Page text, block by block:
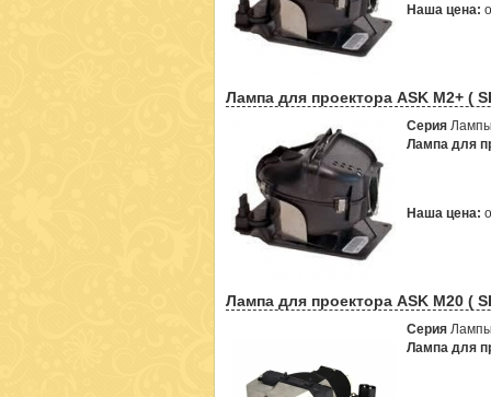
Наша цена:
Лампа для проектора ASK M2+ (
Серия
Лампа для
Наша цена:
Лампа для проектора ASK M20 (
Серия
Лампа для